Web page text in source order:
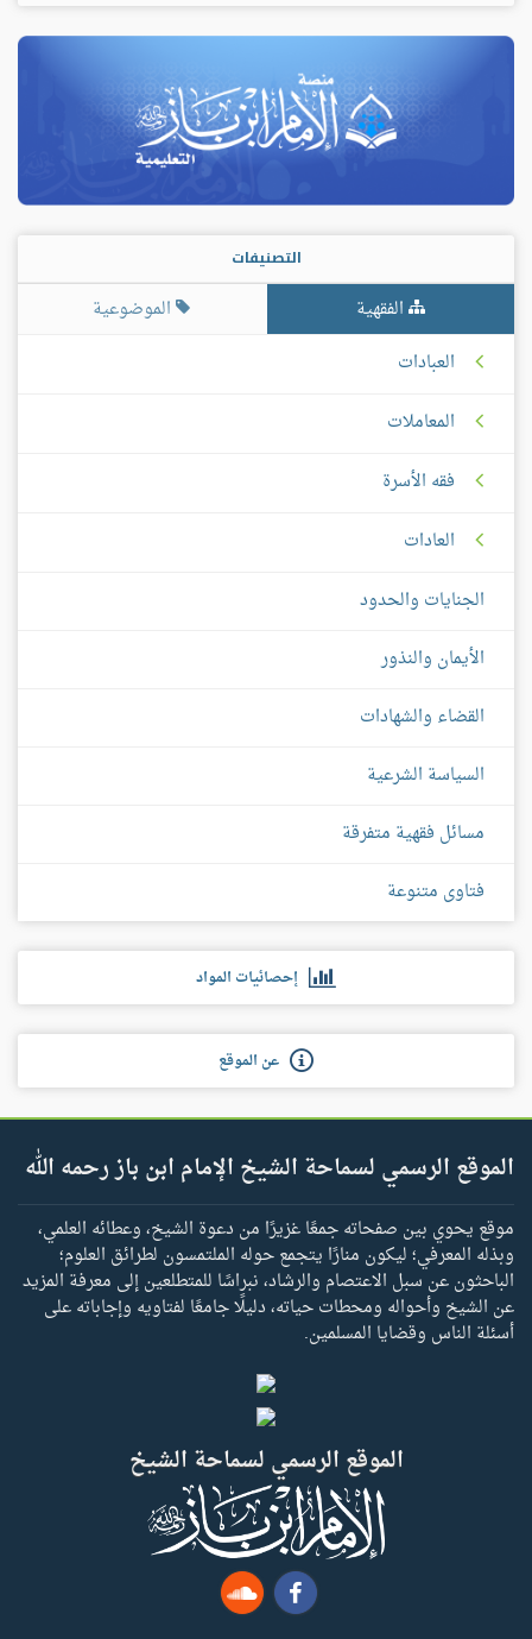
التصنيفات
الفقهية
الموضوعية
العبادات
المعاملات
فقه الأسرة
العادات
الجنايات والحدود
الأيمان والنذور
القضاء والشهادات
السياسة الشرعية
مسائل فقهية متفرقة
فتاوى متنوعة
إحصائيات المواد
عن الموقع
الموقع الرسمي لسماحة الشيخ الإمام ابن باز رحمه الله
موقع يحوي بين صفحاته جمعًا غزيرًا من دعوة الشيخ، وعطائه العلمي،
وبذله المعرفي؛ ليكون منارًا يتجمع حوله الملتمسون لطرائق العلوم؛
الباحثون عن سبل الاعتصام والرشاد، نبراسًا للمتطلعين إلى معرفة المزيد
عن الشيخ وأحواله ومحطات حياته، دليلًا جامعًا لفتاويه وإجاباته على
أسئلة الناس وقضايا المسلمين.
الموقع الرسمي لسماحة الشيخ